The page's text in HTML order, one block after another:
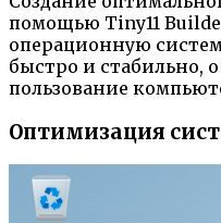
помощью Tiny11
операционную
быстро и стабильно,
пользование
Оптимизация